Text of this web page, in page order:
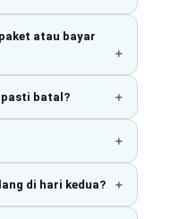
atau bayar
batal?
di hari kedua?